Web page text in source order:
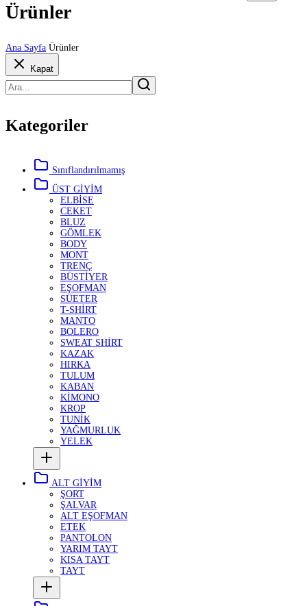
Ürünler
Ana Sayfa Ürünler
Kapat
Kategoriler
Sınıflandırılmamış
ÜST GİYİM
ELBİSE
CEKET
BLUZ
GÖMLEK
BODY
MONT
TRENÇ
BÜSTİYER
EŞOFMAN
SÜETER
T-SHİRT
MANTO
BOLERO
SWEAT SHİRT
KAZAK
HIRKA
TULUM
KABAN
KİMONO
KROP
TUNİK
YAĞMURLUK
YELEK
ALT GİYİM
ŞORT
ŞALVAR
ALT EŞOFMAN
ETEK
PANTOLON
YARIM TAYT
KISA TAYT
TAYT